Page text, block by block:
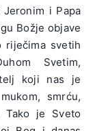
i Papa
Božje objave
riječima svetih
Svetim,
koji nas je
smrću,
Tako je Sveto